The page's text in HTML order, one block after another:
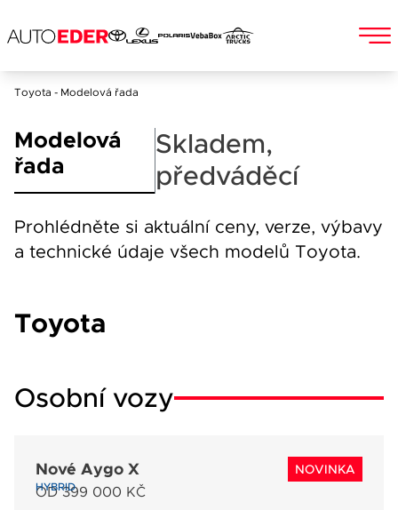
Toyota - Modelová řada
Modelová
řada
Skladem,
předváděcí
Prohlédněte si aktuální ceny, verze, výbavy
a technické údaje všech modelů Toyota.
Toyota
Osobní vozy
NOVINKA
HYBRID
Nové Aygo X
OD 399 000 KČ
Popis
Váše zpráva byla
za Váš zájem!
Při odesílání se
Zkuste to prosím za
chvíli znovu.